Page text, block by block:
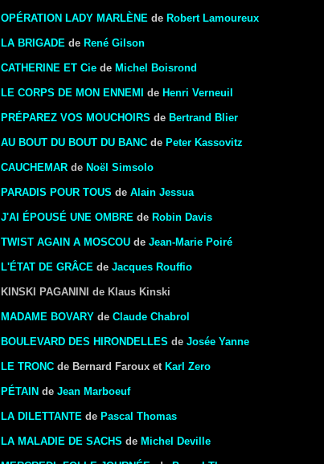
OPÉRATION LADY MARLÈNE de Robert Lamoureux
LA BRIGADE de René Gilson
CATHERINE ET Cie de Michel Boisrond
LE CORPS DE MON ENNEMI de Henri Verneuil
PRÉPAREZ VOS MOUCHOIRS de Bertrand Blier
AU BOUT DU BOUT DU BANC de Peter Kassovitz
CAUCHEMAR de Noël Simsolo
PARADIS POUR TOUS de Alain Jessua
J'AI ÉPOUSÉ UNE OMBRE de Robin Davis
TWIST AGAIN A MOSCOU de Jean-Marie Poiré
L'ÉTAT DE GRÂCE de Jacques Rouffio
KINSKI PAGANINI de Klaus Kinski
MADAME BOVARY de Claude Chabrol
BOULEVARD DES HIRONDELLES de Josée Yanne
LE TRONC de Bernard Faroux et Karl Zero
PÉTAIN de Jean Marboeuf
LA DILETTANTE de Pascal Thomas
LA MALADIE DE SACHS de Michel Deville